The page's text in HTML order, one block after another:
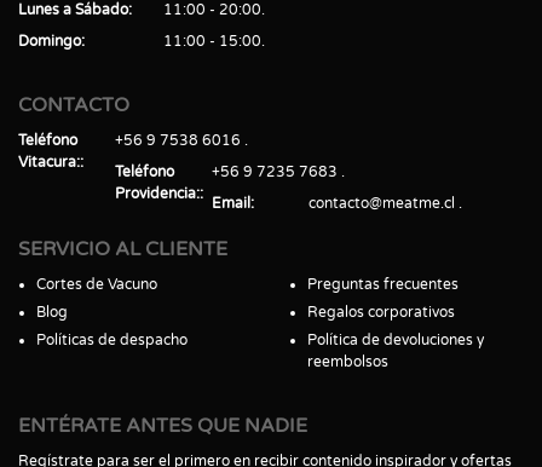
Lunes a Sábado
11:00 - 20:00
Domingo
11:00 - 15:00
CONTACTO
Teléfono
Vitacura:
+56 9 7538 6016
Teléfono
Providencia:
+56 9 7235 7683
Email
contacto@meatme.cl
SERVICIO AL CLIENTE
Cortes de Vacuno
Blog
Políticas de despacho
Preguntas frecuentes
Regalos corporativos
Política de devoluciones y
reembolsos
ENTÉRATE ANTES QUE NADIE
Regístrate para ser el primero en recibir contenido inspirador y ofertas